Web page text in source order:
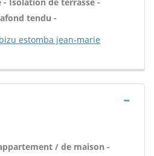
tendu -
estomba jean-marie
/ de maison -